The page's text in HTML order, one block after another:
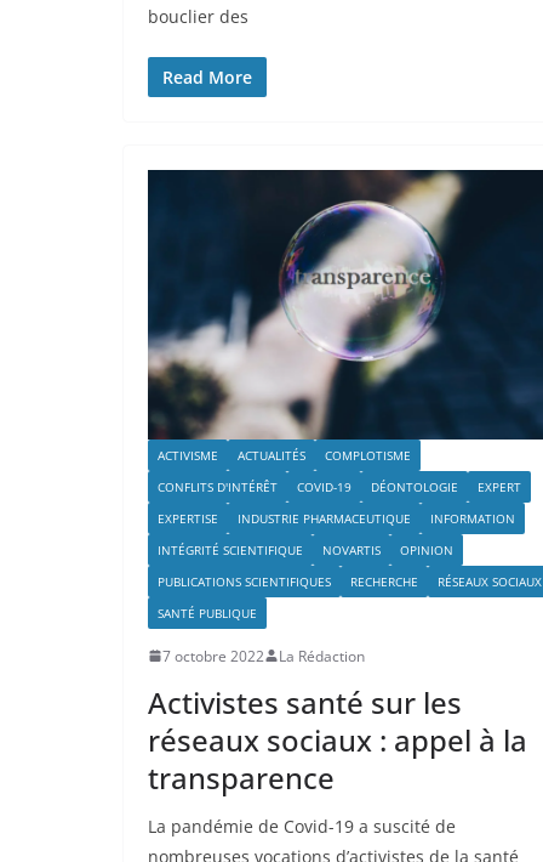
bouclier des
Read More
ACTIVISME ACTUALITÉS
COMPLOTISME
CONFLITS D'INTÉRÊT
COVID-19 DÉONTOLOGIE
EXPERT
EXPERTISE
INDUSTRIE PHARMACEUTIQUE
INFORMATION
INTÉGRITÉ SCIENTIFIQUE
NOVARTIS
OPINION
PUBLICATIONS SCIENTIFIQUES
RECHERCHE
RÉSEAUX SOCIAUX
SANTÉ PUBLIQUE
7 octobre 2022 La Rédaction
Activistes santé sur les
réseaux sociaux : appel à la
transparence
La pandémie de Covid-19 a suscité de
nombreuses vocations d’activistes de la santé